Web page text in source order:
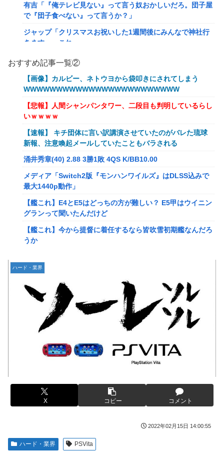
有吉「『俺テレビ見ない』って言う奴おかしいだろ。団子屋
で『団子食べない』って言うか？」
ジャップ「クリスマスお祝いした1週間後にみんなで神社行
きます」←これ
【画像】令和最新版のあのちゃん、可愛過ぎてワイらにブッ
刺さりまくりw w w w w w
オワコン扱いされていたデジモンさん、令和に全盛期を超え
る利益を生み出していた
【爆笑ｗ】バッグひったくりを試みた男、バイクを盗られ
る！
【動画】新型のさすまた、限界突破www
メディア「Switch2版『モンハンワイルズ』はDLSS込みで
最大1440p動作」
【艦これ】E4とE5はどっちの方が難しい？ E5甲はウイニン
グランって聞いたんだけど
【艦これ】今から提督に着任するなら皆吹雪初期艦なんだろ
うか
【艦これ】バニ黒潮親潮 他
【ポケモンGO】リモート交換って 大半が交換レート合わせ
ない奴多くね？
【衝撃】クルタ族虐 殺の犯人、ツェリードニヒで確定！ク
ロロの演劇のせいで2人も無駄死ににwwww
【悲報】ライター「ちいかわが反社とコラボしてた」ﾊﾟｼｬｯ
男を逮捕ｗｗｗ
【画像】コスプレイヤーが死ぬ気で痩せた結果ｗｗｗｗ
【ROBOT魂】 88,000のミーティアが二次も即完売なの大人
気すぎる…
【画像】田中みな実さん、妊娠中とは思えないヒール姿で登
おすすめ記事一覧②
【画像】カルビー、ネトウヨから袋叩きにされてしまう
WWWWWWWWWWWWWWWWWWWWWWWW
【悲報】人間シャンパンタワー、二段目も判明しているらし
いｗｗｗｗ
【速報】 キチ団体に言い訳講演させていたのがバレた琉球
新報、注意喚起メールしていたこともバラされる
涌井秀章(40) 2.88 3勝1敗 4QS K/BB10.00
メディア「Switch2版『モンハンワイルズ』はDLSS込みで
最大1440p動作」
【艦これ】E4とE5はどっちの方が難しい？ E5甲はウイニン
グランって聞いたんだけど
【艦これ】今から提督に着任するなら皆吹雪初期艦なんだろ
うか
【速報】専門家「イオンモール熊本の爆心地に”こんなも
の”があったんだけど…」
【画像】かつて天下を獲っていたYouTuberの現在ｗｗｗｗ
【速報】熊本イオンモール、爆発の原因は『これ』の可能性
【悲報】コレコレ、月収1億円ｗｗｗそりゃ外出るのにボデ
ィガードつけるわ…
【悲報】有名漫画家、がんを公表「大腸癌になってしまいま
伊勢鈴蘭さん、コカ・コーラ愛を全力アピール！
無期懲役、去年の仮釈放わずか４人…もう実質終身刑だった
【画像】令和最新版のあのちゃん、可愛過ぎてワイらにブッ
ハード・業界
X コピー コメント
2022年02月15日 14:00:55
ハード・業界 PSVita